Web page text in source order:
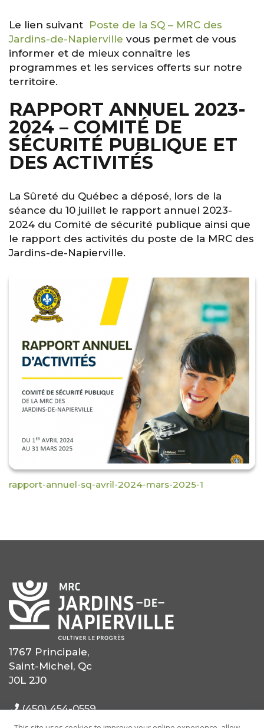
Le lien suivant Poste de la SQ – MRC des
Jardins-de-Napierville vous permet de vous
informer et de mieux connaître les
programmes et les services offerts sur notre
territoire.
RAPPORT ANNUEL 2023-
2024 – COMITÉ DE
SÉCURITÉ PUBLIQUE ET
DES ACTIVITÉS
La Sûreté du Québec a déposé, lors de la
séance du 10 juillet le rapport annuel 2023-
2024 du Comité de sécurité publique ainsi que
le rapport des activités du poste de la MRC des
Jardins-de-Napierville.
rapport-annuel-sq-avril-2024-mars-2025-1
1767 Principale,
Saint-Michel, Qc
J0L 2J0
(450) 454-0559